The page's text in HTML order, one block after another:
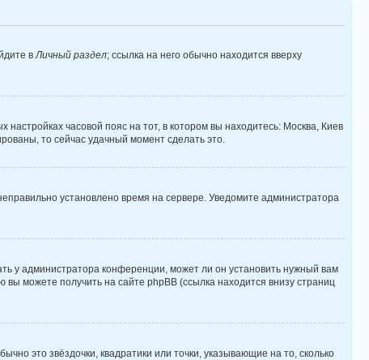
вЛичный раздел; ссылка на него обычно находится вверху
часовой пояс на тот, в котором вы находитесь: Москва, Киев
то сейчас удачный момент сделать это.
установлено время на сервере. Уведомите администратора
у администратора конференции, может ли он установить нужный вам
можете получить на сайте phpBB (ссылка находится внизу страниц
это звёздочки, квадратики или точки, указывающие на то, сколько